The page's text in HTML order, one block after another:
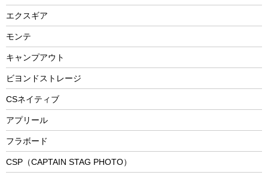
トレー
ランチョンマット
ランチボックス
エアーポンプ
ビーチテント
ウィンター
スノーシュー
防寒ウェア
トレッキング
トレッキングアクセサリー
プレイグッズ
エクスギア
モンテ
キャンプアウト
ビヨンドストレージ
CSネイティブ
アプリール
フラボード
CSP（CAPTAIN STAG PHOTO）